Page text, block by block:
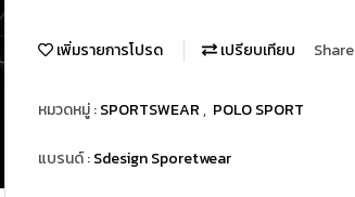
เพิ่มรายการโปรด เปรียบเทียบ Share
หมวดหมู่ :SPORTSWEAR, POLO SPORT
แบรนด์ :Sdesign Sporetwear